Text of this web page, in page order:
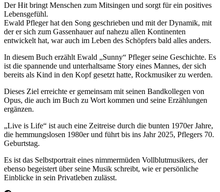
Der Hit bringt Menschen zum Mitsingen und sorgt für ein positives
Lebensgefühl.
Ewald Pfleger hat den Song geschrieben und mit der Dynamik, mit
der er sich zum Gassenhauer auf nahezu allen Kontinenten
entwickelt hat, war auch im Leben des Schöpfers bald alles anders.
In diesem Buch erzählt Ewald „Sunny“ Pfleger seine Geschichte. Es
ist die spannende und unterhaltsame Story eines Mannes, der sich
bereits als Kind in den Kopf gesetzt hatte, Rockmusiker zu werden.
Dieses Ziel erreichte er gemeinsam mit seinen Bandkollegen von
Opus, die auch im Buch zu Wort kommen und seine Erzählungen
ergänzen.
„Live is Life“ ist auch eine Zeitreise durch die bunten 1970er Jahre,
die hemmungslosen 1980er und führt bis ins Jahr 2025, Pflegers 70.
Geburtstag.
Es ist das Selbstportrait eines nimmermüden Vollblutmusikers, der
ebenso begeistert über seine Musik schreibt, wie er persönliche
Einblicke in sein Privatleben zulässt.